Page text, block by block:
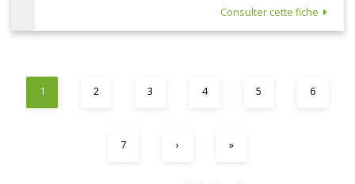
Consulter cette fiche
1 2 3 4 5 6
7 › »